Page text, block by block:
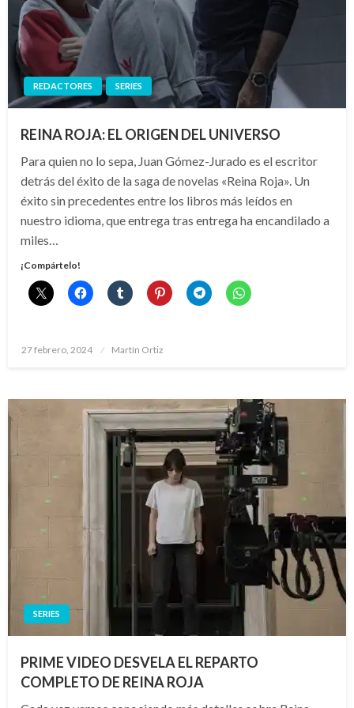
REDACTORES SERIES
REINA ROJA: EL ORIGEN DEL UNIVERSO
Para quien no lo sepa, Juan Gómez-Jurado es el escritor
detrás del éxito de la saga de novelas «Reina Roja». Un
éxito sin precedentes entre los libros más leídos en
nuestro idioma, que entrega tras entrega ha encandilado a
miles…
¡Compártelo!
Publicado
27 febrero, 2024 Martín Ortiz
SERIES
PRIME VIDEO DESVELA EL REPARTO
COMPLETO DE REINA ROJA